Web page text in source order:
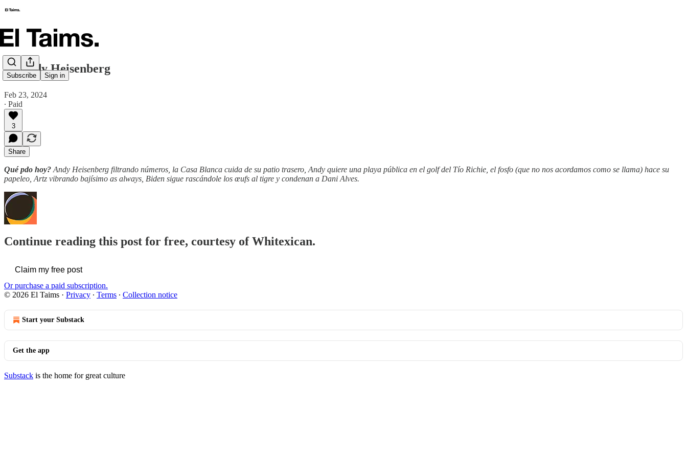
Subscribe Sign in
🗞️ Andy Heisenberg
Feb 23, 2024
∙ Paid
3
Share
Qué pdo hoy? Andy Heisenberg filtrando números, la Casa Blanca cuida de su patio trasero, Andy quiere una playa pública en el golf del Tío Richie, el fosfo (que no nos acordamos como se llama) hace su
papeleo, Artz vibrando bajísimo as always, Biden sigue rascándole los œufs al tigre y condenan a Dani Alves.
Continue reading this post for free, courtesy of Whitexican.
Claim my free post
Or purchase a paid subscription.
© 2026 El Taims · Privacy ∙ Terms ∙ Collection notice
Start your Substack
Get the app
Substack is the home for great culture